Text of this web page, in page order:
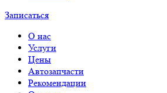
Записаться
О нас
Услуги
Цены
Автозапчасти
Рекомендации